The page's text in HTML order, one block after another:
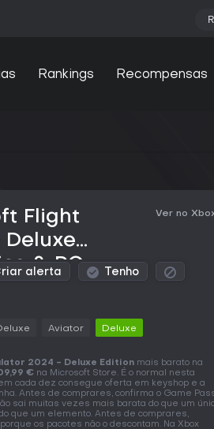
Rankings Recompensas
Flight
& PC
Ver no
alerta Tenho
Aviator Deluxe
2024 - Deluxe Edition mais barato na
€ na Microsoft Store. É o normal nesta
cada dez consegue oferta em keyshop e a
Antes de comprares, confirma o Game
sai muitas vezes mais barata do que um
que um elemento. Antes de comprares,
os pacotes não o descontam. Na Xbox